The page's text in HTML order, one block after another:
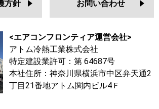
方針 お問い合わせ
<エアコンフロンティア運営会社>
アトム冷熱工業株式会社
特定建設業許可：第 64687号
本社住所：神奈川県横浜市中区弁天通2
丁目21番地アトム関内ビル4Ｆ